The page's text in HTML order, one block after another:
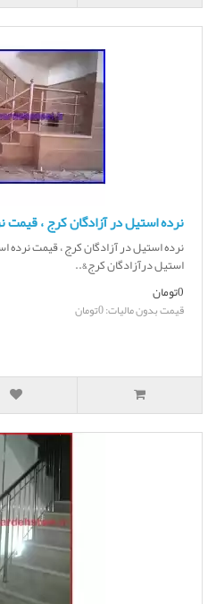
نرده استیل در آزادگان کرج ، قیمت
نرده استیل در آزادگان کرج ، قیمت نرده
استیل درآزادگان کرج&..
0تومان
قیمت بدون مالیات: 0تومان